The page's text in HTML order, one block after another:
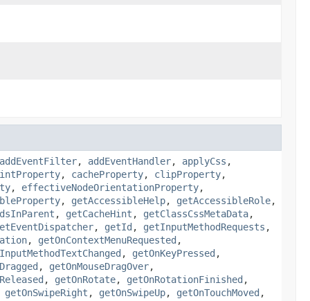
addEventFilter, addEventHandler, applyCss ,
, cacheProperty, clipProperty,
, effectiveNodeOrientationProperty,
, getAccessibleHelp, getAccessibleRole,
, getCacheHint , getClassCssMetaData,
, getId , getInputMethodRequests ,
, getOnContextMenuRequested ,
, getOnKeyPressed ,
, getOnMouseDragOver,
, getOnRotate, getOnRotationFinished ,
getOnSwipeRight , getOnSwipeUp, getOnTouchMoved ,